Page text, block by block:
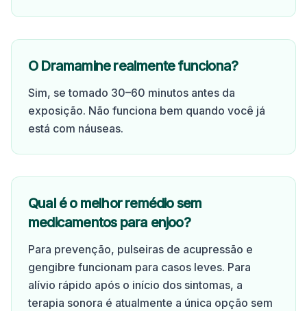
O Dramamine realmente funciona?
Sim, se tomado 30–60 minutos antes da
exposição. Não funciona bem quando você já
está com náuseas.
Qual é o melhor remédio sem
medicamentos para enjoo?
Para prevenção, pulseiras de acupressão e
gengibre funcionam para casos leves. Para
alívio rápido após o início dos sintomas, a
terapia sonora é atualmente a única opção sem